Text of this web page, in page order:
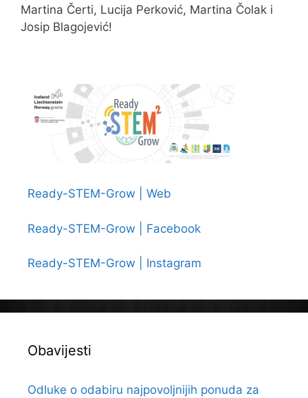
Martina Čerti, Lucija Perković, Martina Čolak i
Josip Blagojević!
Ready-STEM-Grow | Web
Ready-STEM-Grow | Facebook
Ready-STEM-Grow | Instagram
Obavijesti
Odluke o odabiru najpovoljnijih ponuda za